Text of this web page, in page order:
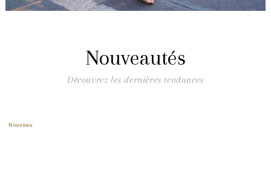
Nouveautés
Découvrez les dernières tendances
Nouveau